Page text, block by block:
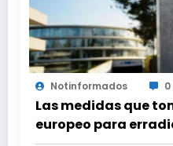
Notinformados 0
Las medidas que
europeo para